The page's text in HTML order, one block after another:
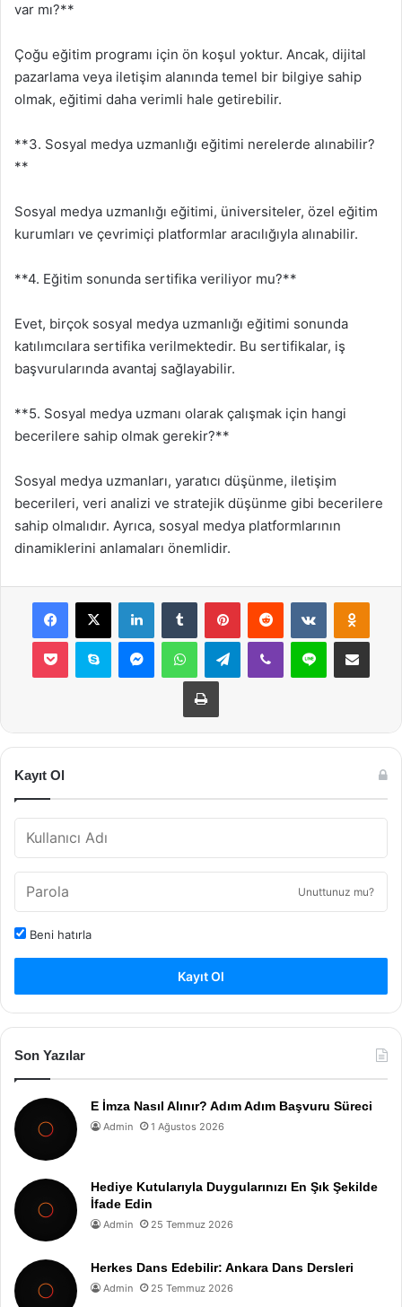
var mı?**
Çoğu eğitim programı için ön koşul yoktur. Ancak, dijital
pazarlama veya iletişim alanında temel bir bilgiye sahip
olmak, eğitimi daha verimli hale getirebilir.
**3. Sosyal medya uzmanlığı eğitimi nerelerde alınabilir?
**
Sosyal medya uzmanlığı eğitimi, üniversiteler, özel eğitim
kurumları ve çevrimiçi platformlar aracılığıyla alınabilir.
**4. Eğitim sonunda sertifika veriliyor mu?**
Evet, birçok sosyal medya uzmanlığı eğitimi sonunda
katılımcılara sertifika verilmektedir. Bu sertifikalar, iş
başvurularında avantaj sağlayabilir.
**5. Sosyal medya uzmanı olarak çalışmak için hangi
becerilere sahip olmak gerekir?**
Sosyal medya uzmanları, yaratıcı düşünme, iletişim
becerileri, veri analizi ve stratejik düşünme gibi becerilere
sahip olmalıdır. Ayrıca, sosyal medya platformlarının
dinamiklerini anlamaları önemlidir.
Facebook
X LinkedInTumblr PinterestReddit VKontakte
Pocket Skype MessengerWhatsAppTelegramViber Line E-Posta ile
Yazdır
Kayıt Ol
Unuttunuz mu?
Beni hatırla
Kayıt Ol
Son Yazılar
E İmza Nasıl Alınır? Adım Adım Başvuru Süreci
Admin 1 Ağustos 2026
Hediye Kutularıyla Duygularınızı En Şık Şekilde
İfade Edin
Admin 25 Temmuz 2026
Herkes Dans Edebilir: Ankara Dans Dersleri
Admin 25 Temmuz 2026